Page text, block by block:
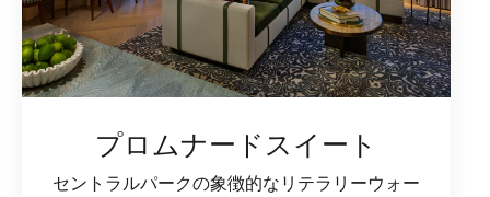
プロムナードスイート
セントラルパークの象徴的なリテラリーウォー